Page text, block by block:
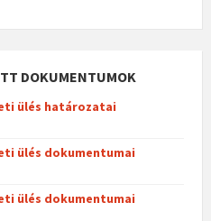
DOKUMENTUMOK
ülés határozatai
ülés dokumentumai
ülés dokumentumai